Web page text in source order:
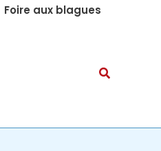
Foire aux blagues